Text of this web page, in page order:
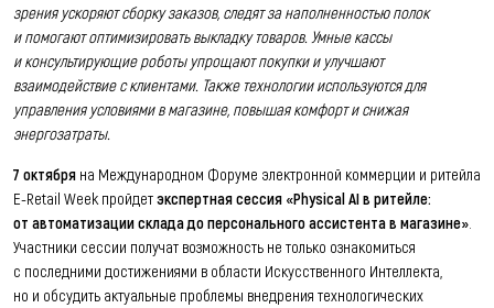
зрения ускоряют сборку заказов, следят за наполненностью полок
и помогают оптимизировать выкладку товаров. Умные кассы
и консультирующие роботы упрощают покупки и улучшают
взаимодействие с клиентами. Также технологии используются для
управления условиями в магазине, повышая комфорт и снижая
энергозатраты.
7 октября на Международном Форуме электронной коммерции и ритейла
E-Retail Week пройдетэкспертная сессия «Physical AI в ритейле:
от автоматизации склада до персонального ассистента в магазине»
Участники сессии получат возможность не только ознакомиться
с последними достижениями в области Искусственного Интеллекта,
но и обсудить актуальные проблемы внедрения технологических